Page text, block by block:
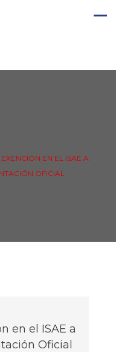
EN EL ISAE A
OFICIAL
en el ISAE a
Oficial